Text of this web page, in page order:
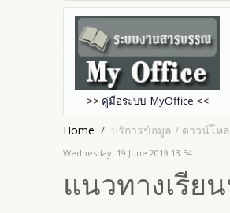
>> คู่มือระบบ MyOffice <<
Home บริการข้อมูล / ดาวน์โห
Wednesday, 19 June 2019 13:54
แนวทางเรีย